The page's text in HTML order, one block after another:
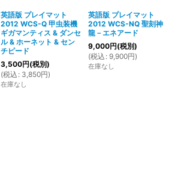
英語版 プレイマット
2012 WCS-Q 甲虫装機
ギガマンティス & ダンセ
ル & ホーネット & セン
チピード
3,500円(税別)
(税込 : 3,850円)
在庫なし
英語版 プレイマット
2012 WCS-NQ 聖刻神
龍－エネアード
9,000円(税別)
(税込 : 9,900円)
在庫なし